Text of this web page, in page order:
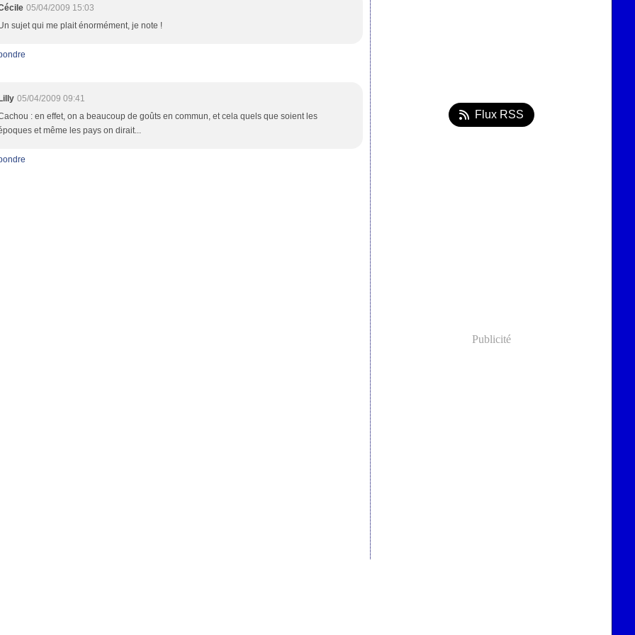
05/04/2009 15:03
sujet qui me plait énormément, je note !
Lilly 05/04/2009 09:41
: en effet, on a beaucoup de goûts en commun, et cela quels que soient les
et même les pays on dirait...
Flux RSS
Publicité